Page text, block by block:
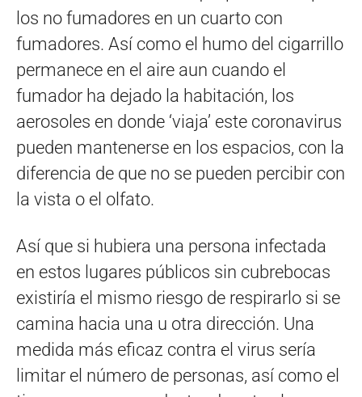
los no fumadores en un cuarto con
fumadores. Así como el humo del cigarrillo
permanece en el aire aun cuando el
fumador ha dejado la habitación, los
aerosoles en donde ‘viaja’ este coronavirus
pueden mantenerse en los espacios, con la
diferencia de que no se pueden percibir con
la vista o el olfato.
Así que si hubiera una persona infectada
en estos lugares públicos sin cubrebocas
existiría el mismo riesgo de respirarlo si se
camina hacia una u otra dirección. Una
medida más eficaz contra el virus sería
limitar el número de personas, así como el